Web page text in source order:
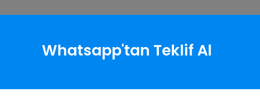
Whatsapp'tan Teklif Al